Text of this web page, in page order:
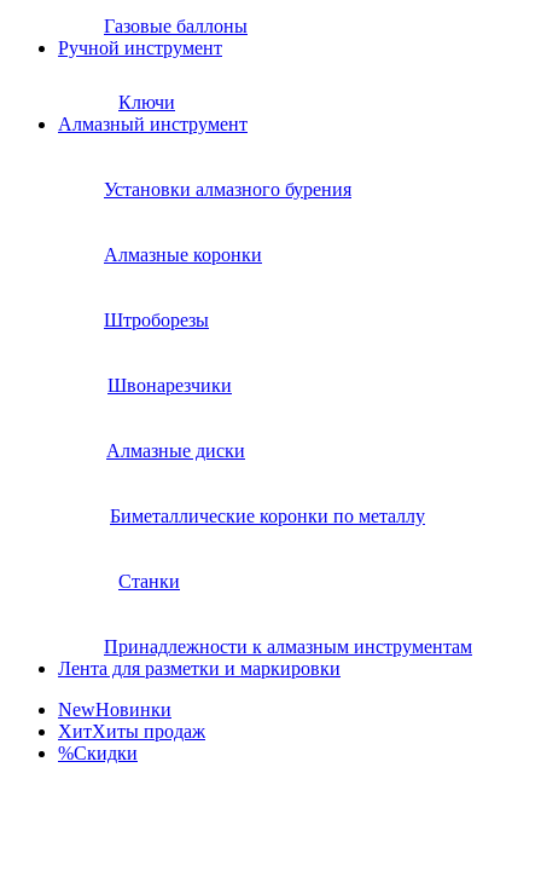
Газовые баллоны
Ручной инструмент
Ключи
Алмазный инструмент
Установки алмазного бурения
Алмазные коронки
Штроборезы
Швонарезчики
Алмазные диски
Биметаллические коронки по металлу
Станки
Принадлежности к алмазным инструментам
Лента для разметки и маркировки
NewНовинки
ХитХиты продаж
%Скидки